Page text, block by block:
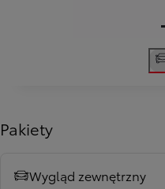
Pakiety
Wygląd zewnętrzny